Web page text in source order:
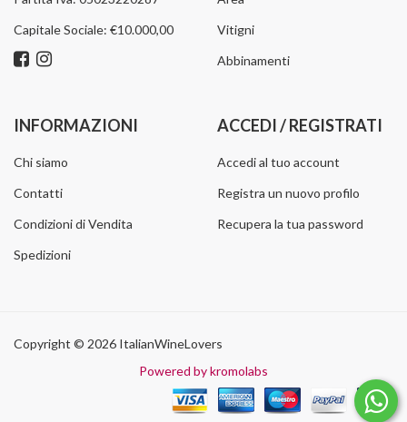
Capitale Sociale: €10.000,00
Vitigni
Abbinamenti
INFORMAZIONI
Chi siamo
Contatti
Condizioni di Vendita
Spedizioni
ACCEDI / REGISTRATI
Accedi al tuo account
Registra un nuovo profilo
Recupera la tua password
Copyright © 2026 ItalianWineLovers
Powered by kromolabs